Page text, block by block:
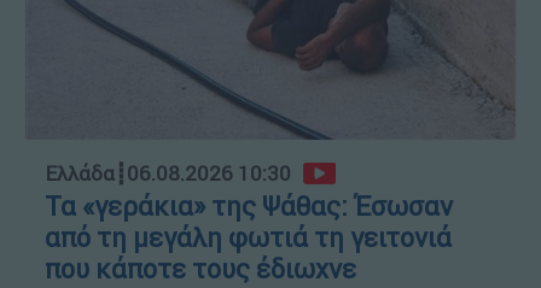
Ελλάδα┋06.08.2026 10:30
Τα «γεράκια» της Ψάθας: Έσωσαν
από τη μεγάλη φωτιά τη γειτονιά
που κάποτε τους έδιωχνε